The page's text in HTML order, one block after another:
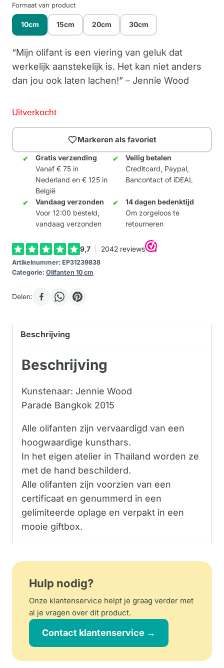
Formaat van product
10cm 15cm 20cm 30cm
“Mijn olifant is een viering van geluk dat
werkelijk aanstekelijk is. Het kan niet anders
dan jou ook laten lachen!” – Jennie Wood
Uitverkocht
Markeren als favoriet
Gratis verzending
Vanaf € 75 in
Nederland en € 125 in
België
Veilig betalen
Creditcard, Paypal,
Bancontact of iDEAL
Vandaag verzonden
Voor 12:00 besteld,
vandaag verzonden
14 dagen bedenktijd
Om zorgeloos te
retourneren
Artikelnummer: EP31239838
Categorie: Olifanten 10 cm
Delen:
Beschrijving
Beschrijving
Kunstenaar: Jennie Wood
Parade Bangkok 2015
Alle olifanten zijn vervaardigd van een
hoogwaardige kunsthars.
In het eigen atelier in Thailand worden ze
met de hand beschilderd.
Alle olifanten zijn voorzien van een
certificaat en genummerd in een
gelimiteerde oplage en verpakt in een
mooie giftbox.
Hulp nodig?
Onze klantenservice helpt je graag verder met
al je vragen over dit product.
Contact klantenservice →